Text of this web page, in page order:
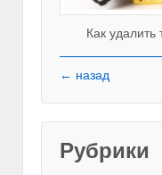
Как
← назад
Рубрики